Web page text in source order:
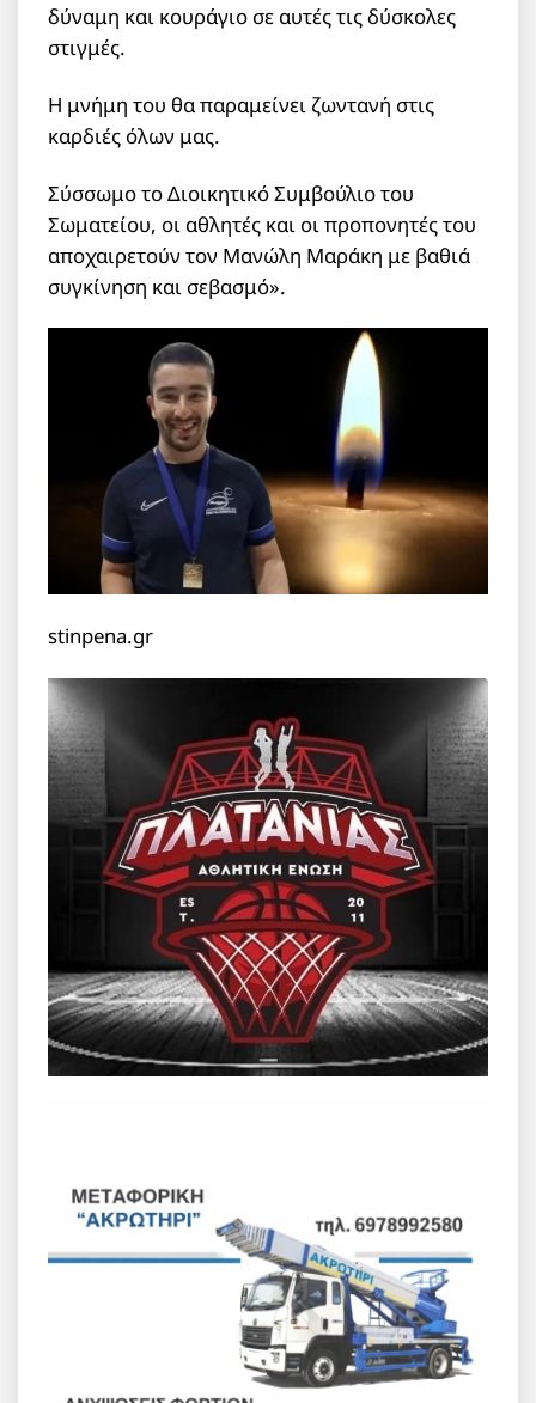
δύναμη και κουράγιο σε αυτές τις δύσκολες
στιγμές.
Η μνήμη του θα παραμείνει ζωντανή στις
καρδιές όλων μας.
Σύσσωμο το Διοικητικό Συμβούλιο του
Σωματείου, οι αθλητές και οι προπονητές του
αποχαιρετούν τον Μανώλη Μαράκη με βαθιά
συγκίνηση και σεβασμό».
stinpena.gr